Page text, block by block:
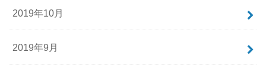
2019年10月
2019年9月